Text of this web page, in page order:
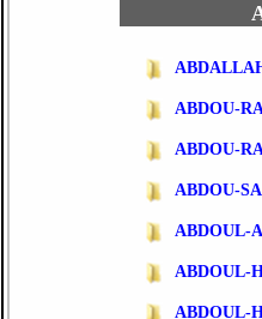
ABDOU-
ABDOU-
ABDOU-
ABDOUL-
ABDOUL-
ABDOUL-